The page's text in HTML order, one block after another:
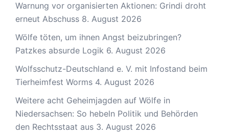
Warnung vor organisierten Aktionen: Grindi droht
erneut Abschuss 8. August 2026
Wölfe töten, um ihnen Angst beizubringen?
Patzkes absurde Logik 6. August 2026
Wolfsschutz-Deutschland e. V. mit Infostand beim
Tierheimfest Worms 4. August 2026
Weitere acht Geheimjagden auf Wölfe in
Niedersachsen: So hebeln Politik und Behörden
den Rechtsstaat aus 3. August 2026